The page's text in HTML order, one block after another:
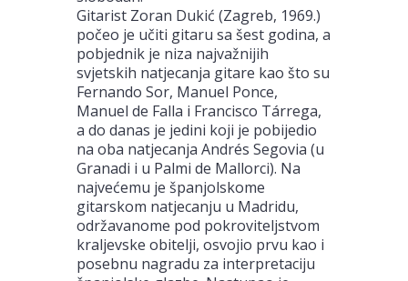
Gitarist Zoran Dukić (Zagreb, 1969.)
počeo je učiti gitaru sa šest godina, a
pobjednik je niza najvažnijih
svjetskih natjecanja gitare kao što su
Fernando Sor, Manuel Ponce,
Manuel de Falla i Francisco Tárrega,
a do danas je jedini koji je pobijedio
na oba natjecanja Andrés Segovia (u
Granadi i u Palmi de Mallorci). Na
najvećemu je španjolskome
gitarskom natjecanju u Madridu,
održavanome pod pokroviteljstvom
kraljevske obitelji, osvojio prvu kao i
posebnu nagradu za interpretaciju